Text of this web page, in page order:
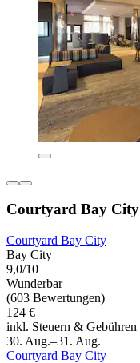
Courtyard Bay City
Courtyard Bay City
Bay City
9,0/10
Wunderbar
(603 Bewertungen)
124 €
inkl. Steuern & Gebühren
30. Aug.–31. Aug.
Courtyard Bay City